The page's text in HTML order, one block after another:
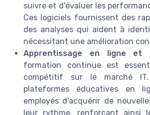
suivre et d'évaluer les
Ces logiciels fournissent des
des analyses qui aident à
nécessitant une amélioration
Apprentissage en ligne et
formation continue est
compétitif sur le marché
plateformes éducatives en
employés d'acquérir de
leur rythme, renforçant ainsi